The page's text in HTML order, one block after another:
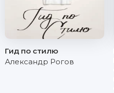
Гид по стилю
Александр Рогов